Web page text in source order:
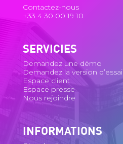
Contactez-nous
+33 4 30 00 19 10
SERVICIES
Demandez une démo
Demandez la version d’essai
Espace client
Espace presse
Nous rejoindre
INFORMATIONS